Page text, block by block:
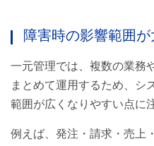
障害時の影響範囲
一元管理では、複数の業務
まとめて運用するため、シ
範囲が広くなりやすい点に
例えば、発注・請求・売上